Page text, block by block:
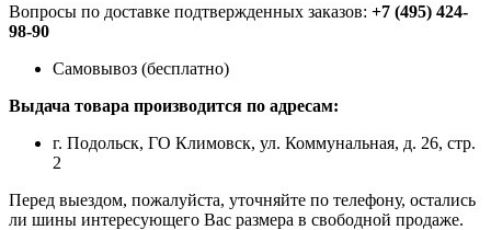
Вопросы по доставке подтвержденных заказов: +7 (495) 424-
98-90
Самовывоз (бесплатно)
Выдача товара производится по адресам:
г. Подольск, ГО Климовск, ул. Коммунальная, д. 26, стр.
2
Перед выездом, пожалуйста, уточняйте по телефону, остались
ли шины интересующего Вас размера в свободной продаже.